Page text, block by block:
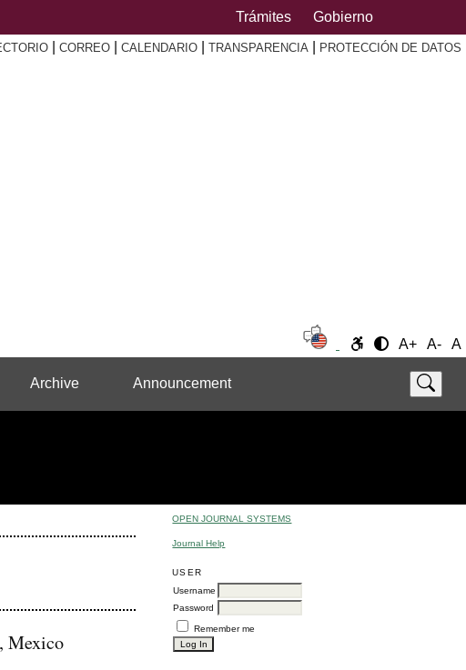
Trámites Gobierno
CORREO CALENDARIO TRANSPARENCIA PROTECCIÓN DE DATOS
A+ A- A
Archive Announcement
OPEN JOURNAL SYSTEMS
Journal Help
USER
Username
Password
Remember me
Mexico